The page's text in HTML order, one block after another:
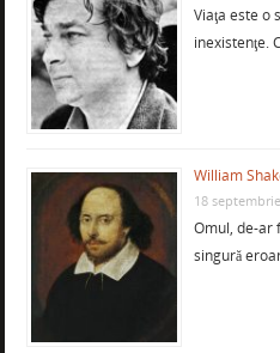
Viaţa este o
inexistenţe.
William
18
Omul, de-ar
singură